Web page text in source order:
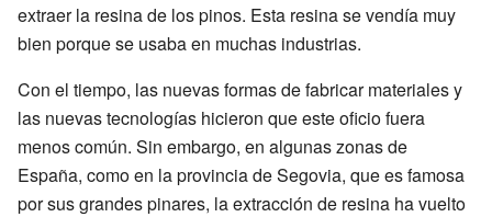
extraer la resina de los pinos. Esta resina se vendía muy
bien porque se usaba en muchas industrias.
Con el tiempo, las nuevas formas de fabricar materiales y
las nuevas tecnologías hicieron que este oficio fuera
menos común. Sin embargo, en algunas zonas de
España, como en la provincia de Segovia, que es famosa
por sus grandes pinares, la extracción de resina ha vuelto